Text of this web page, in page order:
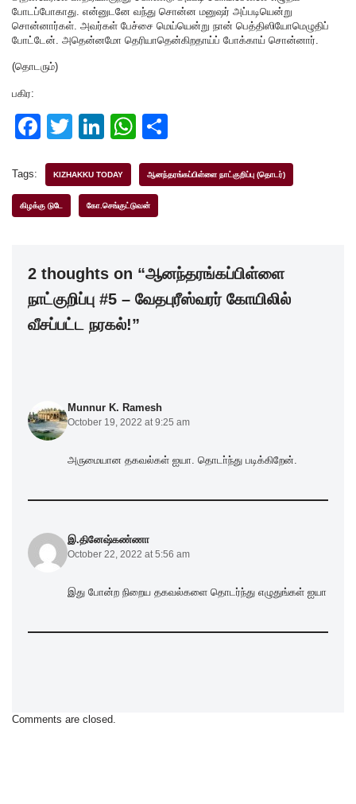
போடப்போகாது. என்னுடனே வந்து சொன்ன மனுஷர் அப்படியென்று
சொன்னார்கள். அவர்கள் பேச்சை மெய்யென்று நான் பெத்திஸியோமெழுதிப்
போட்டேன். அதென்னமோ தெரியாதென்கிறதாய்ப் போக்காய் சொன்னார்.
(தொடரும்)
பகிர:
F
c
e
o
k
T
tt
er
Li
k
e
W
at
s
p
ar
Tags: KIZHAKKU TODAY ஆனந்தரங்கப்பிள்ளை நாட்குறிப்பு (தொடர்)
கிழக்கு டுடே கோ.செங்குட்டுவன்
2 thoughts on “ஆனந்தரங்கப்பிள்ளை
நாட்குறிப்பு #5 – வேதபுரீஸ்வரர் கோயிலில்
வீசப்பட்ட நரகல்!”
Munnur K. Ramesh
October 19, 2022 at 9:25 am
அருமையான தகவல்கள் ஐயா. தொடா்ந்து படிக்கிறேன்.
இ.தினேஷ்கண்ணா
October 22, 2022 at 5:56 am
இது போன்ற நிறைய தகவல்களை தொடர்ந்து எழுதுங்கள் ஐயா
Comments are closed.